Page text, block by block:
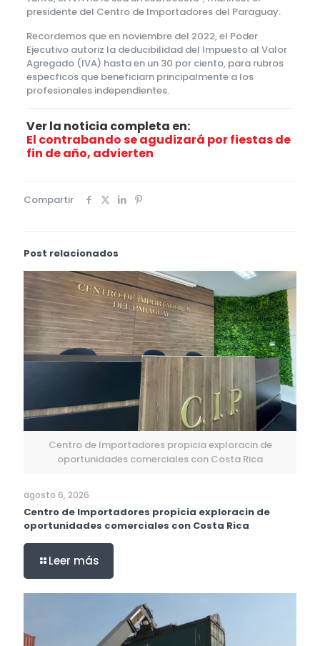
presidente del Centro de Importadores del Paraguay.
Recordemos que en noviembre del 2022, el Poder
Ejecutivo autoriz la deducibilidad del Impuesto al Valor
Agregado (IVA) hasta en un 30 por ciento, para rubros
especficos que beneficiarn principalmente a los
profesionales independientes.
Ver la noticia completa en:
El contrabando se agudizará por fiestas de
fin de año, advierten
Compartir
Post relacionados
Centro de Importadores propicia exploracin de
oportunidades comerciales con Costa Rica
agosto 6, 2026
Centro de Importadores propicia exploracin de
oportunidades comerciales con Costa Rica
Leer más